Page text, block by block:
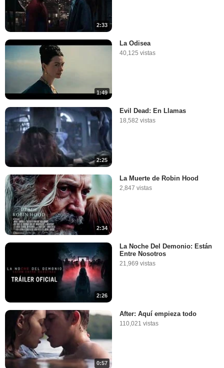
2:33
1:49
La Odisea
40,125 vistas
2:25
Evil Dead: En Llamas
18,582 vistas
2:34
La Muerte de Robin Hood
2,847 vistas
2:26
La Noche Del Demonio: Están
Entre Nosotros
21,969 vistas
0:57
After: Aquí empieza todo
110,021 vistas